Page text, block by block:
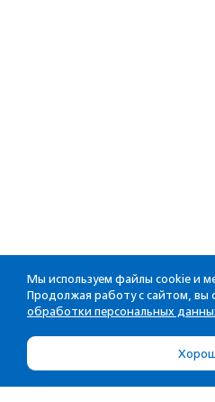
Мы используем файлы cookie и
Продолжая работу с сайтом, вы
обработки персональных